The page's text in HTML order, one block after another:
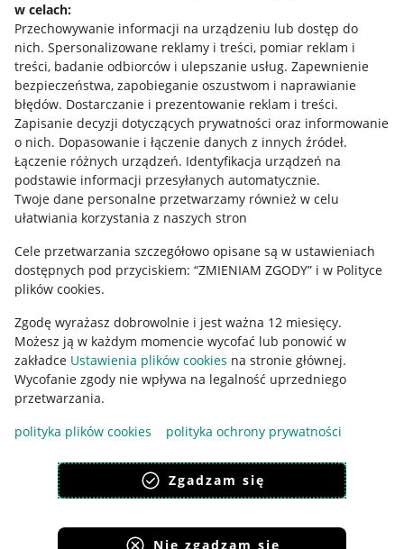
w celach:
Przechowywanie informacji na urządzeniu lub dostęp do
nich. Spersonalizowane reklamy i treści, pomiar reklam i
treści, badanie odbiorców i ulepszanie usług. Zapewnienie
bezpieczeństwa, zapobieganie oszustwom i naprawianie
błędów. Dostarczanie i prezentowanie reklam i treści.
Zapisanie decyzji dotyczących prywatności oraz informowanie
o nich. Dopasowanie i łączenie danych z innych źródeł.
Łączenie różnych urządzeń. Identyfikacja urządzeń na
podstawie informacji przesyłanych automatycznie.
Twoje dane personalne przetwarzamy również w celu
ułatwiania korzystania z naszych stron
Cele przetwarzania szczegółowo opisane są w ustawieniach
dostępnych pod przyciskiem: “ZMIENIAM ZGODY” i w Polityce
plików cookies.
Zgodę wyrażasz dobrowolnie i jest ważna 12 miesięcy.
Możesz ją w każdym momencie wycofać lub ponowić w
zakładce Ustawienia plików cookies na stronie głównej.
Wycofanie zgody nie wpływa na legalność uprzedniego
przetwarzania.
polityka plików cookies
polityka ochrony prywatności
Zgadzam się
Nie zgadzam się
Allegro Gadane dla sprzedających
Allegro Gadane dla kupujących
Mapa miejscowości
Informacje prawne
Regulamin
Polityka plików "cookies"
Ustawienia plików "cookies"
Udostępnianie lokalizacji
Informacje dla Aktu o Usługach Cyfrowych
Pobierz aplikację